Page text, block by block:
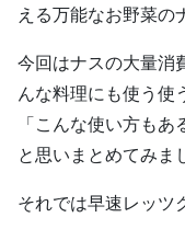
える万能なお野菜の
今回はナスの大量消
んな料理にも使う使
「こんな使い方も
と思いまとめてみま
それでは早速レッツ